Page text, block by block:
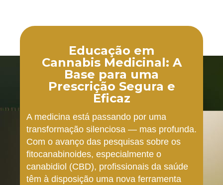
Educação em
Cannabis Medicinal: A
Base para uma
Prescrição Segura e
Eficaz
A medicina está passando por uma
transformação silenciosa — mas profunda.
Com o avanço das pesquisas sobre os
fitocanabinoides, especialmente o
canabidiol (CBD), profissionais da saúde
têm à disposição uma nova ferramenta